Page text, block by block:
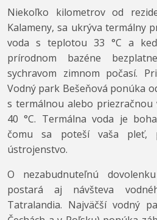
Niekoľko kilometrov od
Kalameny, sa ukrýva termálny
voda s teplotou 33 °C a
prírodnom bazéne
sychravom zimnom počasí.
Vodný park Bešeňová ponúka
s termálnou alebo
40 °C. Termálna voda je
čomu sa poteší vaša pleť,
ústrojenstvo.
O nezabudnuteľnú
postará aj návšteva
Tatralandia. Najväčší vodný